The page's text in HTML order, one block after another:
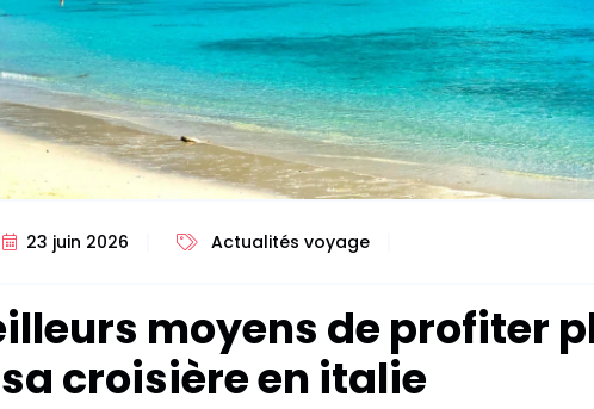
23 juin 2026 Actualités voyage
moyens de profiter
croisière en italie